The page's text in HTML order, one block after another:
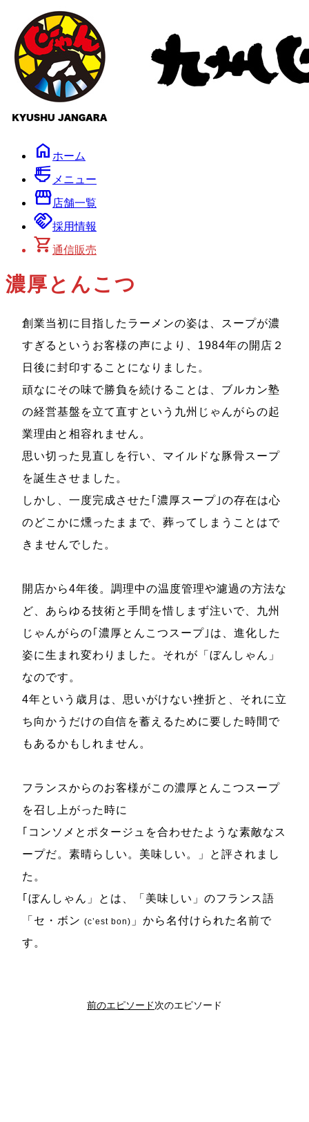
ン
ツ
キ
ー
シ
に
home ホーム
ramen_dining メニュー
storefront店舗一覧
handshake採用情報
shopping_cart通信販売
濃厚とんこつ
創業当初に目指したラーメンの姿は、スープが濃
すぎるというお客様の声により、1984年の開店２
日後に封印することになりました。
頑なにその味で勝負を続けることは、ブルカン塾
の経営基盤を立て直すという九州じゃんがらの起
業理由と相容れません。
思い切った見直しを行い、マイルドな豚骨スープ
を誕生させました。
しかし、一度完成させた｢濃厚スープ｣の存在は心
のどこかに燻ったままで、葬ってしまうことはで
きませんでした。
開店から4年後。調理中の温度管理や濾過の方法な
ど、あらゆる技術と手間を惜しまず注いで、九州
じゃんがらの｢濃厚とんこつスープ｣は、進化した
姿に生まれ変わりました。それが「ぼんしゃん」
なのです。
4年という歳月は、思いがけない挫折と、それに立
ち向かうだけの自信を蓄えるために要した時間で
もあるかもしれません。
フランスからのお客様がこの濃厚とんこつスープ
を召し上がった時に
｢コンソメとポタージュを合わせたような素敵なス
ープだ。素晴らしい。美味しい。」と評されまし
た。
｢ぼんしゃん」とは、「美味しい」のフランス語
「セ・ボン (c’est bon) 」から名付けられた名前で
す。
前のエピソード次のエピソード